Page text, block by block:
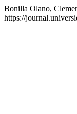
Bonilla Olano,
https://